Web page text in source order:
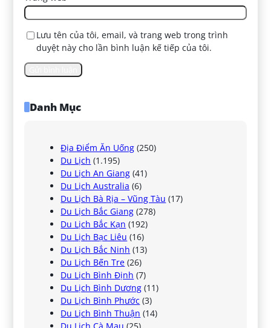
Lưu tên của tôi, email, và trang web trong trình
duyệt này cho lần bình luận kế tiếp của tôi.
Danh Mục
Địa Điểm Ăn Uống (250)
Du Lịch (1.195)
Du Lịch An Giang (41)
Du Lịch Australia (6)
Du Lịch Bà Rịa – Vũng Tàu (17)
Du Lịch Bắc Giang (278)
Du Lịch Bắc Kạn (192)
Du Lịch Bạc Liêu (16)
Du Lịch Bắc Ninh (13)
Du Lịch Bến Tre (26)
Du Lịch Bình Định (7)
Du Lịch Bình Dương (11)
Du Lịch Bình Phước (3)
Du Lịch Bình Thuận (14)
Du Lịch Cà Mau (25)